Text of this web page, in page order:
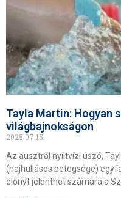
Tayla Martin: Hogyan
világbajnokságon
2025.07.15.
Az ausztrál nyíltvízi úszó,
(hajhullásos betegsége)
előnyt jelenthet számára a